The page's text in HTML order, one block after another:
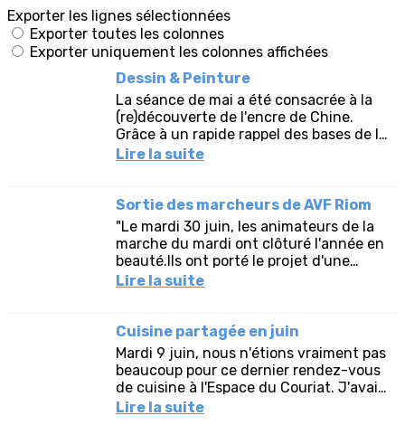
Exporter les lignes sélectionnées
Exporter toutes les colonnes
Exporter uniquement les colonnes affichées
Dessin & Peinture
La séance de mai a été consacrée à la
(re)découverte de l'encre de Chine.
Grâce à un rapide rappel des bases de la
perspective, les adhérents ont pu
Lire la suite
Sortie des marcheurs de AVF Riom
"Le mardi 30 juin, les animateurs de la
marche du mardi ont clôturé l'année en
beauté.Ils ont porté le projet d'une
sortie à la journée à Murol. Les
Lire la suite
Cuisine partagée en juin
Mardi 9 juin, nous n'étions vraiment pas
beaucoup pour ce dernier rendez-vous
de cuisine à l'Espace du Couriat. J'avais
prévu des Pommes de Terre Suédoises
Lire la suite